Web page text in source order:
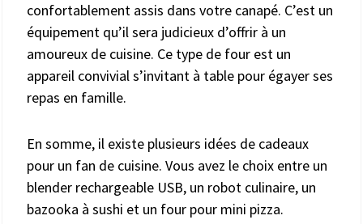
confortablement assis dans votre canapé. C’est un
équipement qu’il sera judicieux d’offrir à un
amoureux de cuisine. Ce type de four est un
appareil convivial s’invitant à table pour égayer ses
repas en famille.
En somme, il existe plusieurs idées de cadeaux
pour un fan de cuisine. Vous avez le choix entre un
blender rechargeable USB, un robot culinaire, un
bazooka à sushi et un four pour mini pizza.